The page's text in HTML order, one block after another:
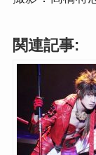
関連記事: